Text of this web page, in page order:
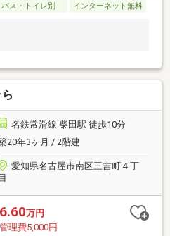
バス・トイレ別 インターネット無料
名鉄常滑線 柴田駅 徒歩10分
20年3ヶ月 / 2階建
愛知県名古屋市南区三吉町４丁
目
6.60万円
管理費5,000円